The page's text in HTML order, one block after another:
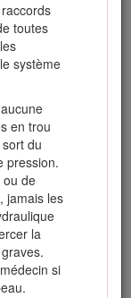
toutes
système
en trou
du
pression.
ou de
jamais les
la
si
de sécurité
dans les
important
pieds et
les
graves
celle qui
et les